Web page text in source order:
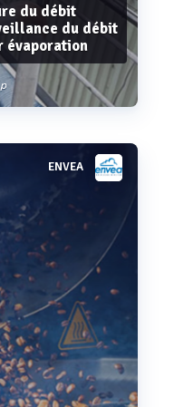
du débit
du débit
évaporation
ENVEA